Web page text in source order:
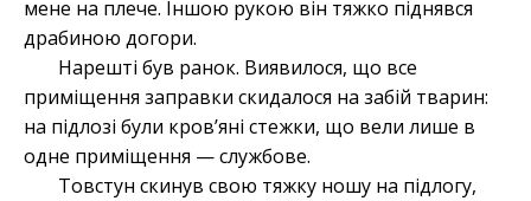
мене на плече. Іншою рукою він тяжко піднявся
драбиною догори.
Нарешті був ранок. Виявилося, що все
приміщення заправки скидалося на забій тварин:
на підлозі були кров’яні стежки, що вели лише в
одне приміщення — службове.
Товстун скинув свою тяжку ношу на підлогу,